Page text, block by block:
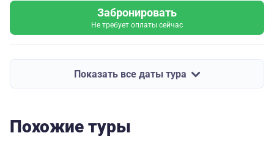
Забронировать
Не требует оплаты сейчас
Показать все даты тура
Похожие туры